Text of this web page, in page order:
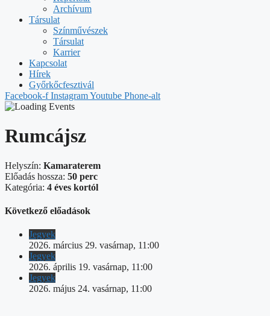
Archívum
Társulat
Színművészek
Társulat
Karrier
Kapcsolat
Hírek
Győrkőcfesztivál
Facebook-f InstagramYoutube Phone-alt
Rumcájsz
Helyszín: Kamaraterem
Előadás hossza: 50 perc
Kategória: 4 éves kortól
Következő előadások
Jegyek
2026. március 29. vasárnap, 11:00
Jegyek
2026. április 19. vasárnap, 11:00
Jegyek
2026. május 24. vasárnap, 11:00